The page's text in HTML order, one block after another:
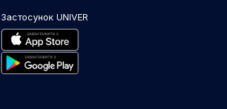
Застосунок UNIVER